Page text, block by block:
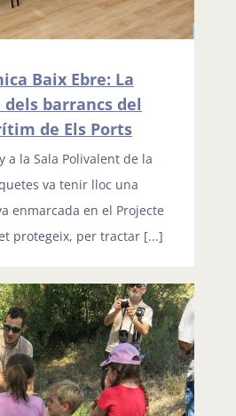
Baix Ebre: La
barrancs del
de Els Ports
a la Sala Polivalent de la
va tenir lloc una
enmarcada en el Projecte
protegeix, per tractar [...]